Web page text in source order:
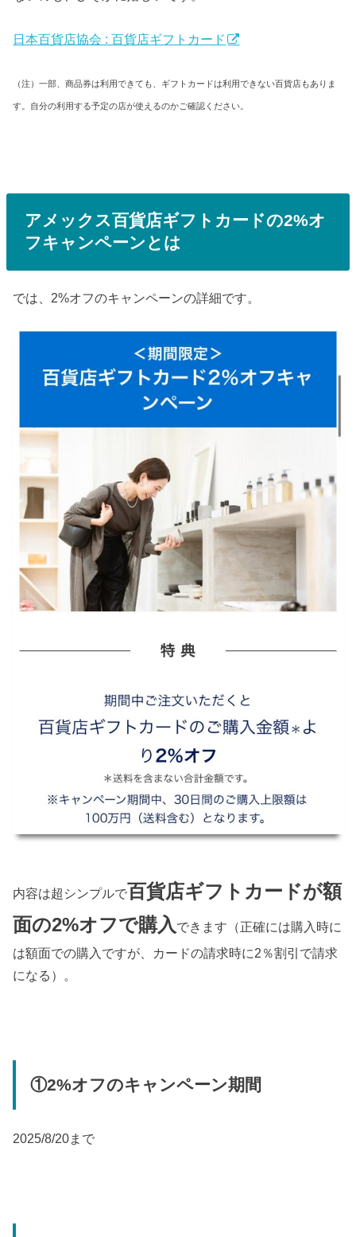
日本百貨店協会 : 百貨店ギフトカード
（注）一部、商品券は利用できても、ギフトカードは利用できない百貨店もありま
す。自分の利用する予定の店が使えるのかご確認ください。
アメックス百貨店ギフトカードの2%オ
フキャンペーンとは
では、2%オフのキャンペーンの詳細です。
内容は超シンプルで百貨店ギフトカードが額
面の2%オフで購入 できます（正確には購入時に
は額面での購入ですが、カードの請求時に2％割引で請求
になる）。
①2%オフのキャンペーン期間
2025/8/20まで